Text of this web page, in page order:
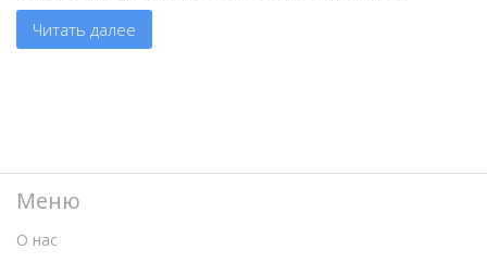
Читать далее
Меню
О нас